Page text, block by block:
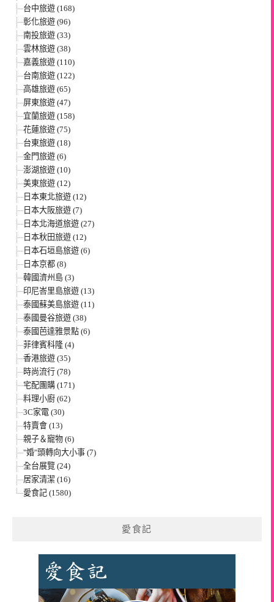
台中旅遊 (168)
彰化旅遊 (96)
南投旅遊 (33)
雲林旅遊 (38)
嘉義旅遊 (110)
台南旅遊 (122)
高雄旅遊 (65)
屏東旅遊 (47)
宜蘭旅遊 (158)
花蓮旅遊 (75)
台東旅遊 (18)
金門旅遊 (6)
澎湖旅遊 (10)
美東旅遊 (12)
日本東北旅遊 (12)
日本大阪旅遊 (7)
日本北海道旅遊 (27)
日本秋田旅遊 (12)
日本石垣島旅遊 (6)
日本京都 (8)
韓國濟州島 (3)
印尼峇里島旅遊 (13)
泰國蘇美島旅遊 (11)
泰國曼谷旅遊 (38)
泰國芭達雅景點 (6)
菲律賓科隆 (4)
香港旅遊 (35)
時尚流行 (78)
宅配團購 (171)
料理小廚 (62)
3C家電 (30)
特賣會 (13)
親子＆寵物 (6)
"婚"頭轉向大小事 (7)
全台展覽 (24)
居家清潔 (16)
愛食記 (1580)
愛食記